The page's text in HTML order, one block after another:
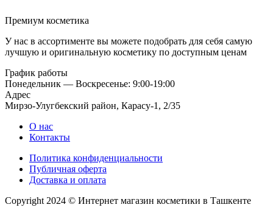
Премиум косметика
У нас в ассортименте вы можете подобрать для себя самую
лучшую и оригинальную косметику по доступным ценам
График работы
Понедельник — Воскресенье: 9:00-19:00
Адрес
Мирзо-Улугбекский район, Карасу-1, 2/35
О нас
Контакты
Политика конфиденциальности
Публичная оферта
Доставка и оплата
Copyright 2024 © Интернет магазин косметики в Ташкенте